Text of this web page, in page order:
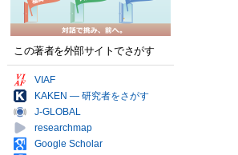
この著者を外部サイトでさがす
VIAF
KAKEN — 研究者をさがす
J-GLOBAL
researchmap
Google Scholar